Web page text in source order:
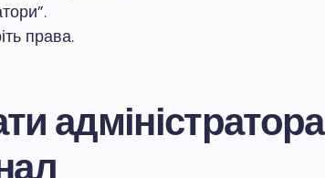
права.
адміністратора